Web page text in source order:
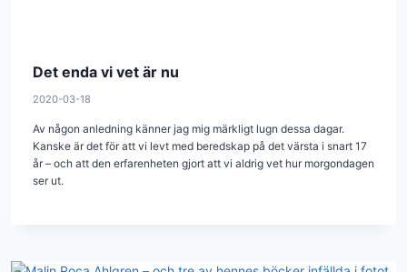
Det enda vi vet är nu
2020-03-18
Av någon anledning känner jag mig märkligt lugn dessa dagar.
Kanske är det för att vi levt med beredskap på det värsta i snart 17
år – och att den erfarenheten gjort att vi aldrig vet hur morgondagen
ser ut.